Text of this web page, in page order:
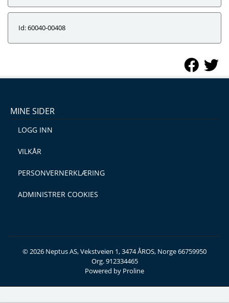
Id: 60040-00408
MINE SIDER
LOGG INN
VILKÅR
PERSONVERNERKLÆRING
ADMINISTRER COOKIES
© 2026 Neptus AS, Vekstveien 1, 3474 ÅROS, Norge 66759950
Org. 912334465
Powered by Proline